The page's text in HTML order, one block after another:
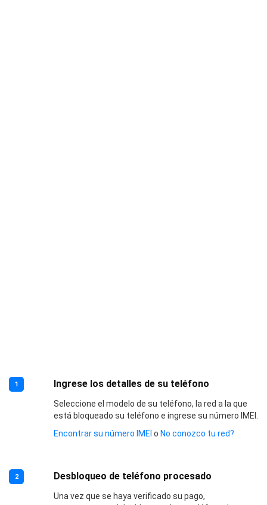
1 Ingrese los detalles de su teléfono
Seleccione el modelo de su teléfono, la red a la que
está bloqueado su teléfono e ingrese su número IMEI.
Encontrar su número IMEI o No conozco tu red?
2 Desbloqueo de teléfono procesado
Una vez que se haya verificado su pago,